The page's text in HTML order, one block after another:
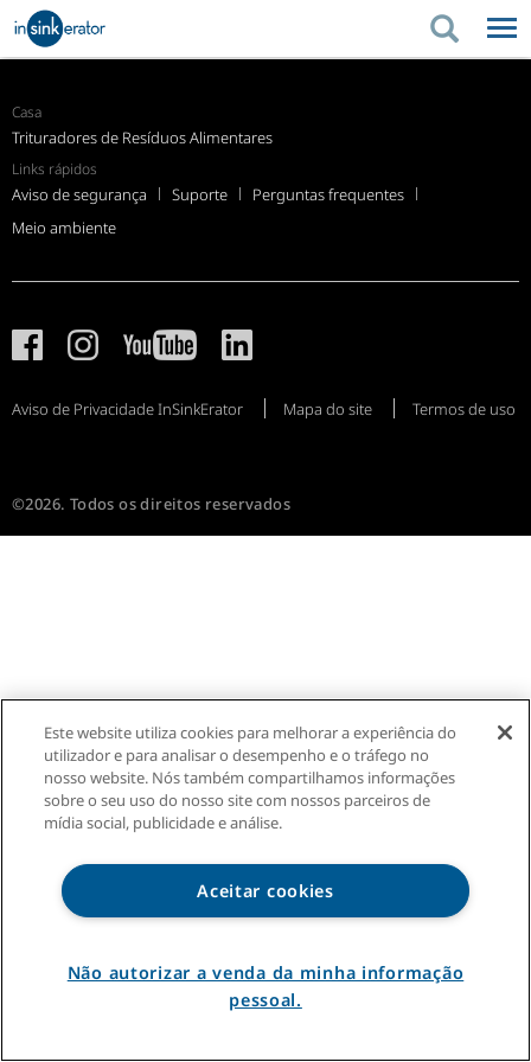
PRODUTOS SUPORTE
SUPORTE
Casa
Trituradores de Resíduos Alimentares
Links rápidos
Aviso de segurança Suporte
Perguntas frequentes
Meio ambiente
Aviso de Privacidade InSinkErator Mapa do site Termos de uso
©2026. Todos os direitos reservados
Este website utiliza cookies para melhorar a experiência do
utilizador e para analisar o desempenho e o tráfego no
nosso website. Nós também compartilhamos informações
sobre o seu uso do nosso site com nossos parceiros de
mídia social, publicidade e análise.
Aceitar cookies
Não autorizar a venda da minha informação
pessoal.